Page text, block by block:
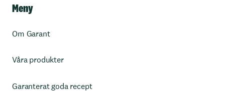
Meny
Om Garant
Våra produkter
Garanterat goda recept